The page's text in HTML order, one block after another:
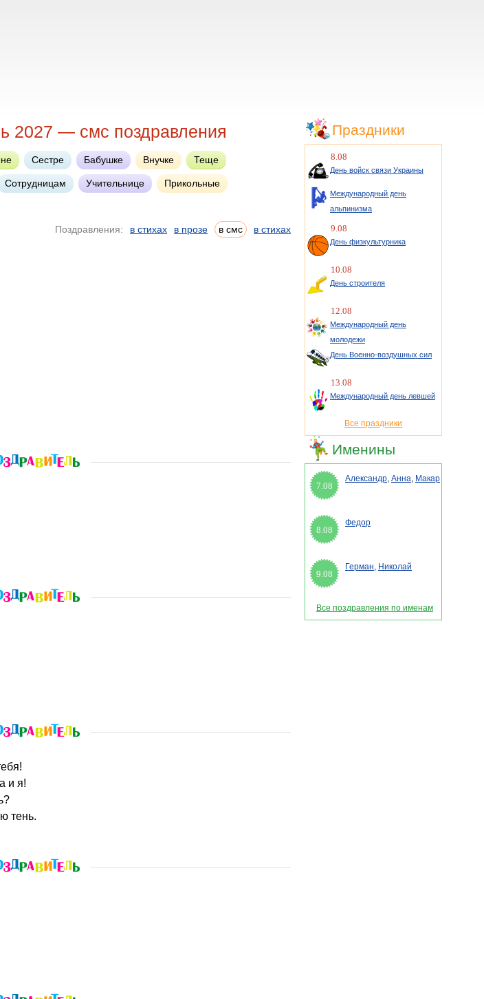
2027 — смс поздравления
Сестре Бабушке Внучке Теще
Сотрудницам Учительнице Прикольные
Поздравления: в стихах в прозе в смс в стихах
и я!
тень.
Праздники
8.08
День войск связи Украины
Международный день
альпинизма
9.08
День физкультурника
10.08
День строителя
12.08
Международный день
молодежи
День Военно-воздушных сил
13.08
Международный день левшей
Все праздники
Именины
7.08
Александр, Анна, Макар
8.08
Федор
9.08
Герман, Николай
Все поздравления по именам